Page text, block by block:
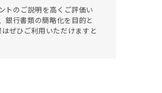
トのご説明を高くご評価い
銀行書類の簡略化を目的と
ぜひご利用いただけますと